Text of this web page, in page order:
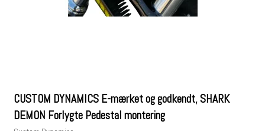
CUSTOM DYNAMICS E-mærket og godkendt, SHARK
DEMON Forlygte Pedestal montering